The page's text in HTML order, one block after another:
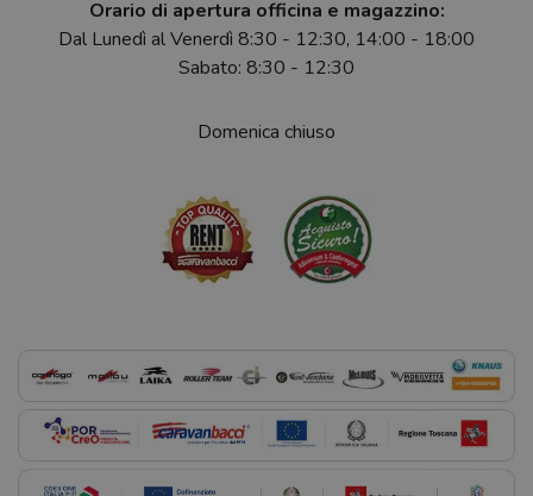
Orario di apertura officina e magazzino:
Dal Lunedì al Venerdì 8:30 - 12:30, 14:00 - 18:00
Sabato: 8:30 - 12:30
Domenica chiuso